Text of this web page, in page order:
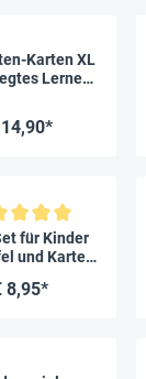
Karten XL
Lernen",
Bewertung
für Kinder
und Karten,
8,95*